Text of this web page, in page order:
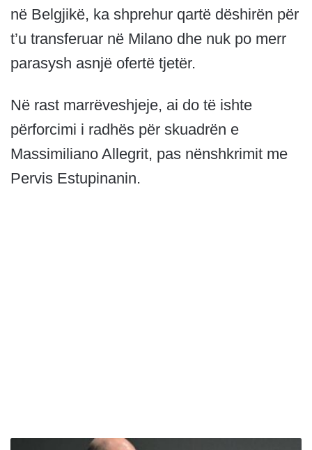
në Belgjikë, ka shprehur qartë dëshirën për
t’u transferuar në Milano dhe nuk po merr
parasysh asnjë ofertë tjetër.
Në rast marrëveshjeje, ai do të ishte
përforcimi i radhës për skuadrën e
Massimiliano Allegrit, pas nënshkrimit me
Pervis Estupinanin.